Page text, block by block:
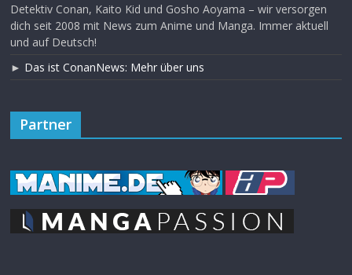
Detektiv Conan, Kaito Kid und Gosho Aoyama – wir versorgen
dich seit 2008 mit News zum Anime und Manga. Immer aktuell
und auf Deutsch!
► Das ist ConanNews: Mehr über uns
Partner